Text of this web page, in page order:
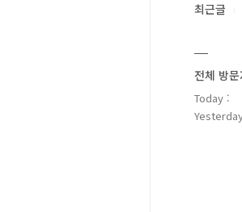
최근글
전체 방
Today :